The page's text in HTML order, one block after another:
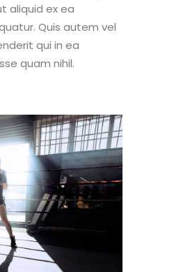
aliquid ex ea
Quis autem vel
qui in ea
quam nihil.